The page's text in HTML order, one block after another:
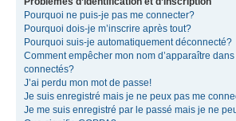
Pourquoi ne puis-je pas me connecter?
Pourquoi dois-je m’inscrire après tout?
Pourquoi suis-je automatiquement déconnecté?
Comment empêcher mon nom d’apparaître
connectés?
J’ai perdu mon mot de passe!
Je suis enregistré mais je ne peux pas me
Je me suis enregistré par le passé mais je ne